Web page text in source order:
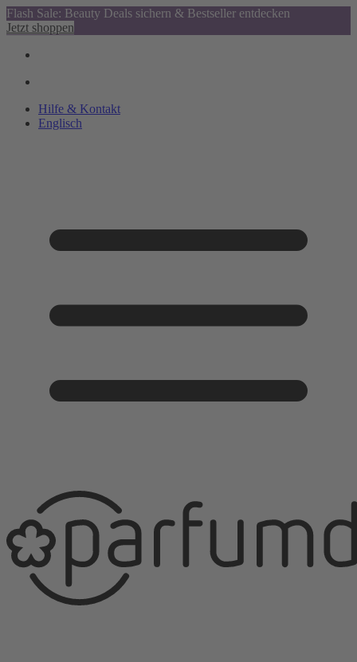
Flash Sale: Beauty Deals sichern & Bestseller entdecken
Jetzt shoppen
Hilfe & Kontakt
Englisch